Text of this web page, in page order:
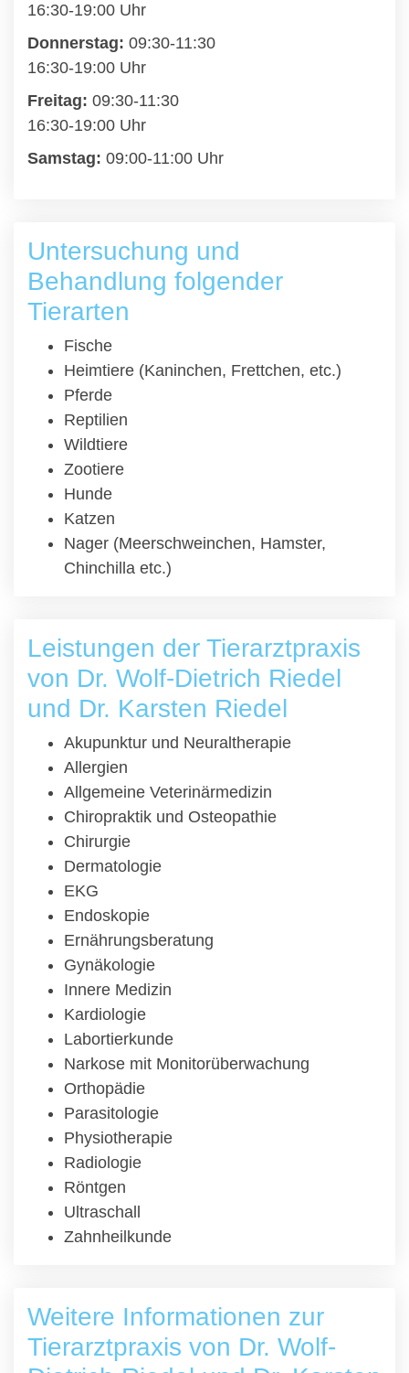
16:30-19:00 Uhr
Donnerstag: 09:30-11:30
16:30-19:00 Uhr
Freitag: 09:30-11:30
16:30-19:00 Uhr
Samstag: 09:00-11:00 Uhr
Untersuchung und
Behandlung folgender
Tierarten
Fische
Heimtiere (Kaninchen, Frettchen, etc.)
Pferde
Reptilien
Wildtiere
Zootiere
Hunde
Katzen
Nager (Meerschweinchen, Hamster,
Chinchilla etc.)
Leistungen der Tierarztpraxis
von Dr. Wolf-Dietrich Riedel
und Dr. Karsten Riedel
Akupunktur und Neuraltherapie
Allergien
Allgemeine Veterinärmedizin
Chiropraktik und Osteopathie
Chirurgie
Dermatologie
EKG
Endoskopie
Ernährungsberatung
Gynäkologie
Innere Medizin
Kardiologie
Labortierkunde
Narkose mit Monitorüberwachung
Orthopädie
Parasitologie
Physiotherapie
Radiologie
Röntgen
Ultraschall
Zahnheilkunde
Weitere Informationen zur
Tierarztpraxis von Dr. Wolf-